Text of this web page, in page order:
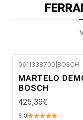
0611338700 BOSCH
MARTELO
BOSCH
425,39€
5.0